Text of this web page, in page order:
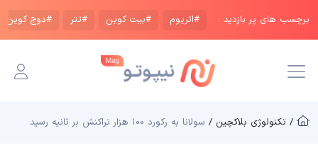
برچسب های پر بازدید : #اتریوم #بیت کوین #تتر #دوج کوین
/ تکنولوژی بلاکچین / سولانا به رکورد ۱۰۰ هزار تراکنش بر ثانیه رسید